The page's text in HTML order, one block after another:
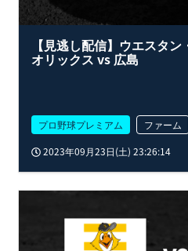
【見逃し配信】ウエスタ
オリックス vs 広島
プロ野球プレミアム
ファーム
2023年09月23日(土) 23:26:14